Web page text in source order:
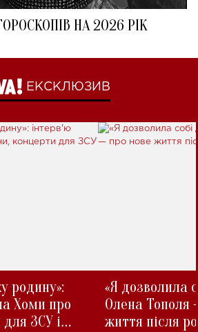
НА 2026 РІК
ЕКСКЛЮЗИВ
родину»:
Хоми про
ЗСУ і
«Я дозволила
Олена Тополя
життя після